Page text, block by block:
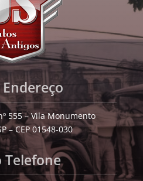
555 – Vila Monumento
– CEP 01548-030
Telefone